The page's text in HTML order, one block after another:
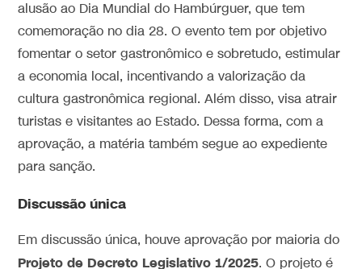
alusão ao Dia Mundial do Hambúrguer, que tem
comemoração no dia 28. O evento tem por objetivo
fomentar o setor gastronômico e sobretudo, estimular
a economia local, incentivando a valorização da
cultura gastronômica regional. Além disso, visa atrair
turistas e visitantes ao Estado. Dessa forma, com a
aprovação, a matéria também segue ao expediente
para sanção.
Discussão única
Em discussão única, houve aprovação por maioria do
Projeto de Decreto Legislativo 1/2025. O projeto é